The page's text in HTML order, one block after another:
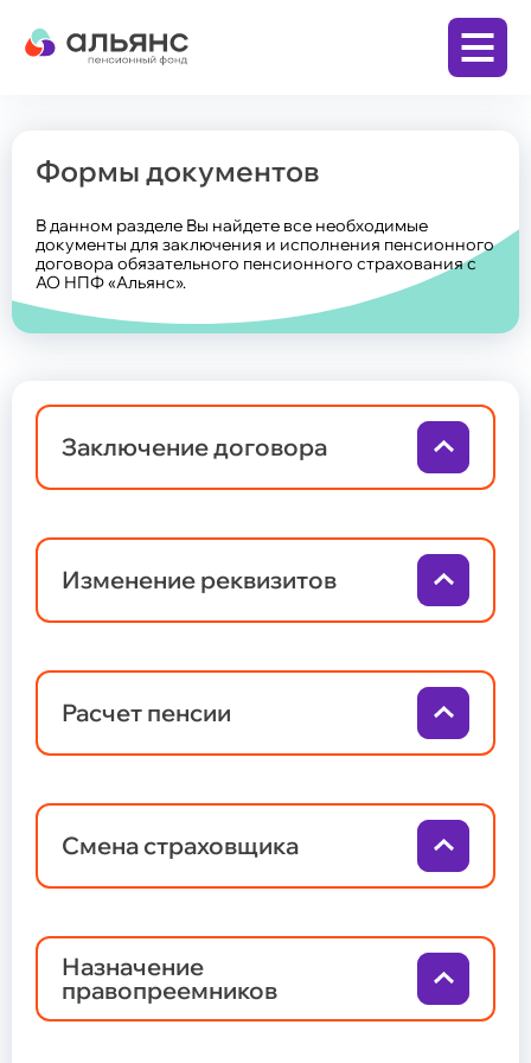
Личный кабинет
Заключить договор
Бизнесу
(КПП)
Физическим лицам
Программа долгосрочных сбережений (ПДС)
Накопительная пенсия по обязательному
негосударственному пенсионному
обеспечению (НПО)
Негосударственное пенсионное обеспечение
Обязательное пенсионное страхование
Задать вопрос
Общие сведения
Надежность
Документы Фонда
Формы документов
В данном разделе Вы найдете все необходимые
документы для заключения и исполнения пенсионного
договора обязательного пенсионного страхования с
АО НПФ «Альянс».
Заключение договора
Изменение реквизитов
Расчет пенсии
Смена страховщика
Назначение
правопреемников